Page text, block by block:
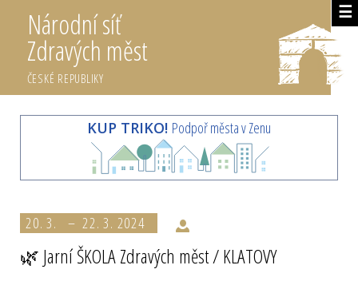
☰
Národní síť
Zdravých měst
ČESKÉ REPUBLIKY
KUP TRIKO! Podpoř města v Zenu
20. 3. – 22. 3. 2024
🌿 Jarní ŠKOLA Zdravých měst / KLATOVY